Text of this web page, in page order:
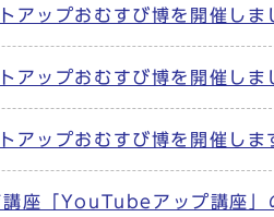
ップおむすび博を開催しま
ップおむすび博を開催しま
ップおむすび博を開催しま
座「YouTubeアップ講座」